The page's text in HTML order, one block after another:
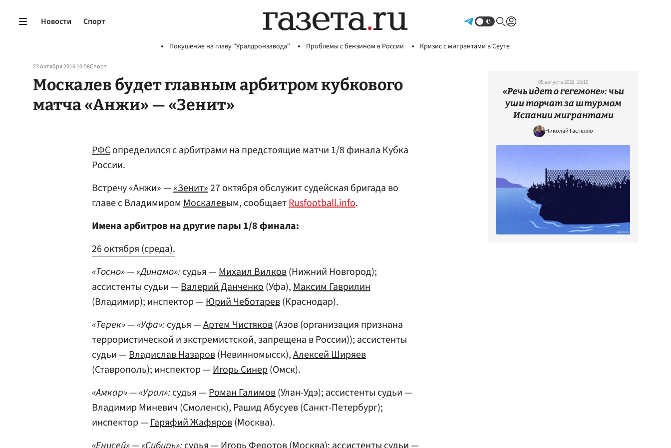
Новости Спорт
Покушение на главу "Уралдронзавода" Проблемы с бензином в России Кризис с мигрантами в Сеуте
23 октября 2016 10:58Спорт
Москалев будет главным арбитром кубкового
матча «Анжи» — «Зенит»
РФСопределился с арбитрами на предстоящие матчи 1/8 финала Кубка
России.
Встречу «Анжи» —«Зенит»27 октября обслужит судейская бригада во
главе с Владимиром Москалевым, сообщаетRusfootball.info.
Имена арбитров на другие пары 1/8 финала:
26 октября (среда).
«Тосно» — «Динамо»: судья —Михаил Вилков(Нижний Новгород);
ассистенты судьи —Валерий Данченко(Уфа),Максим Гаврилин
(Владимир); инспектор —Юрий Чеботарев(Краснодар).
«Терек» — «Уфа»: судья —Артем Чистяков(Азов (организация признана
террористической и экстремистской, запрещена в России)); ассистенты
судьи —Владислав Назаров(Невинномысск),Алексей Ширяев
(Ставрополь); инспектор —Игорь Синер(Омск).
«Амкар» — «Урал»: судья —Роман Галимов(Улан-Удэ); ассистенты судьи —
Владимир Миневич (Смоленск), Рашид Абусуев (Санкт-Петербург);
инспектор —Гаряфий Жафяров(Москва).
05 августа 2026, 18:10
«Речь идет о гегемоне»: чьи
уши торчат за штурмом
Испании мигрантами
Николай Гастелло